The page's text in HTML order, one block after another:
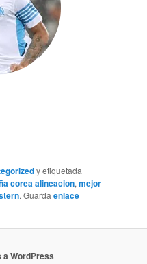
y etiquetada
corea alineacion,mejor
. Guardaenlace
a WordPress